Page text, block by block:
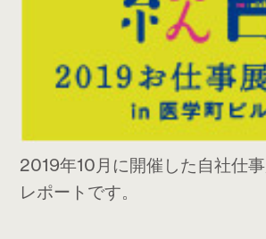
2019年10月に開催した自社仕
レポートです。